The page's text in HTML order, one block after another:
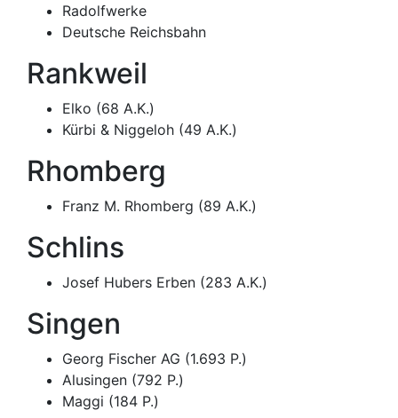
Radolfwerke
Deutsche Reichsbahn
Rankweil
Elko (68 A.K.)
Kürbi & Niggeloh (49 A.K.)
Rhomberg
Franz M. Rhomberg (89 A.K.)
Schlins
Josef Hubers Erben (283 A.K.)
Singen
Georg Fischer AG (1.693 P.)
Alusingen (792 P.)
Maggi (184 P.)